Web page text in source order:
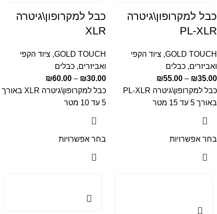
כבל למקרופון\גיטרה
PL-XLR
GOLD TOUCH
, ציוד הקפי
ואביזרים, כבלים
₪35.00
–
₪55.00
כבל למקרופון\גיטרה PL-XLR
באורך 5 עד 15 מטר
בחר אפשרויות
כבל למקרופון\גיטרה
XLR
GOLD TOUCH
, ציוד הקפי
ואביזרים, כבלים
₪30.00
–
₪60.00
כבל למקרופון\גיטרה XLR באורך
5 עד 10 מטר
בחר אפשרויות